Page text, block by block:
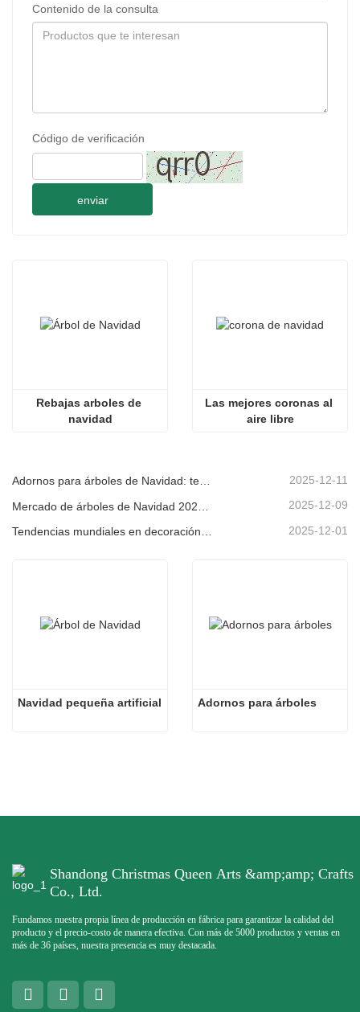
Contenido de la consulta
Código de verificación
enviar
Rebajas arboles de
navidad
Las mejores coronas al
aire libre
Adornos para árboles de Navidad: tendencias del mercado, información sobre la cadena de suministro y guía de adquisiciones 2025 2025-12-11
2025-12-09
2025-12-01
Navidad pequeña artificial Adornos para árboles
Shandong Christmas Queen Arts &amp;amp; Crafts
Co., Ltd.
Fundamos nuestra propia línea de producción en fábrica para garantizar la calidad del
producto y el precio-costo de manera efectiva. Con más de 5000 productos y ventas en
más de 36 países, nuestra presencia es muy destacada.